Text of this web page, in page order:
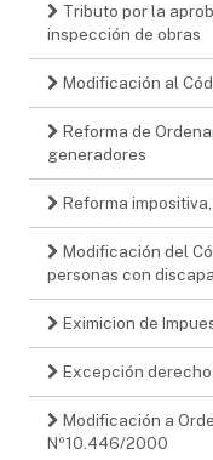
Tributo por la
inspección de obras
Modificación al
Reforma de
generadores
Reforma
Modificación del
personas con
Eximicion de
Excepción
Modificación a
Nº10.446/2000